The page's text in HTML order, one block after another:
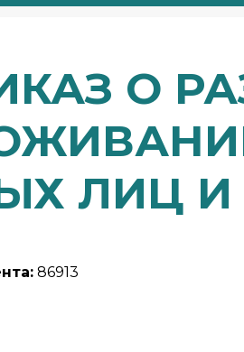
О
ЛИЦ И
86913